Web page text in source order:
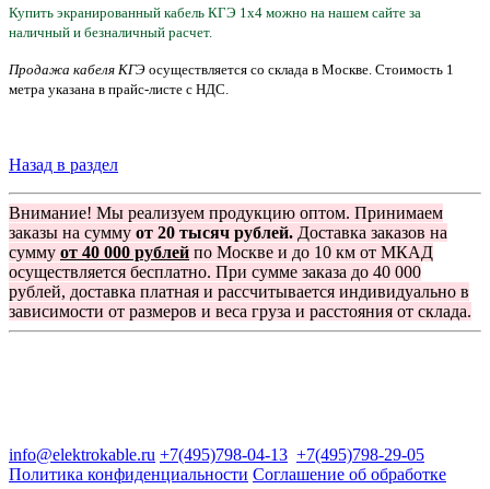
Купить экранированный кабель КГЭ 1 х4 можно на нашем сайте за
наличный и безналичный расчет.
Продажа кабеля КГЭ осуществляется со склада в Москве. Стоимость 1
метра указана в прайс-листе с НДС.
Назад в раздел
Внимание! Мы реализуем продукцию оптом. Принимаем
заказы на сумму от 20 тысяч рублей. Доставка заказов на
сумму от 40 000 рублей по Москве и до 10 км от МКАД
осуществляется бесплатно. При сумме заказа до 40 000
рублей, доставка платная и рассчитывается индивидуально в
зависимости от размеров и веса груза и расстояния от склада.
info@elektrokable.ru +7(495)798-04-13 +7(495)798-29-05
Политика конфиденциальности Соглашение об обработке